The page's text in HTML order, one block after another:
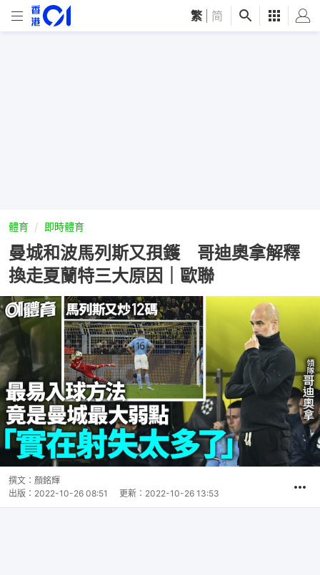
繁 简
體育 即時體育
曼城和波馬列斯又孭鑊 哥迪奧拿解釋
換走夏蘭特三大原因｜歐聯
撰文： 顏銘輝
出版： 2022-10-26 08:51 更新： 2022-10-26 13:53